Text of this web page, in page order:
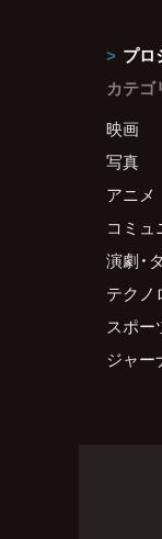
プロ
カテゴ
映画
写真
アニメ
コミュ
演劇・
テクノ
スポー
ジャー